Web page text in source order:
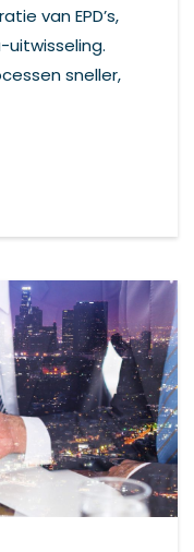
van EPD’s,
sneller,